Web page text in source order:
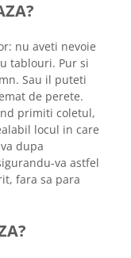
nu aveti nevoie
tablouri. Pur si
Sau il puteti
de perete.
primiti coletul,
locul in care
dupa
va astfel
fara sa para